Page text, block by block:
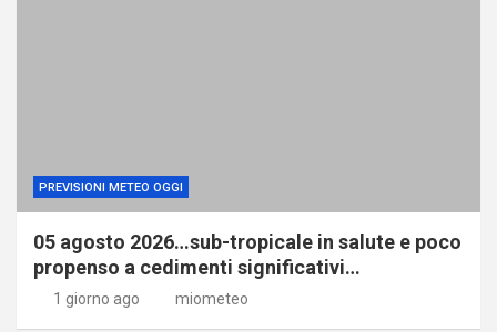
PREVISIONI METEO OGGI
05 agosto 2026…sub-tropicale in salute e poco
propenso a cedimenti significativi…
1 giorno ago miometeo